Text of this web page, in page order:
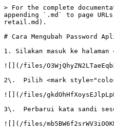
> For the complete
appending `.md` to page
retail.md).
# Cara Mengubah Password
1. Silakan masuk ke
![](/files/
2\.  Pilih <mark
![](/files/
3\.  Perbarui kata sandi
![](/files/